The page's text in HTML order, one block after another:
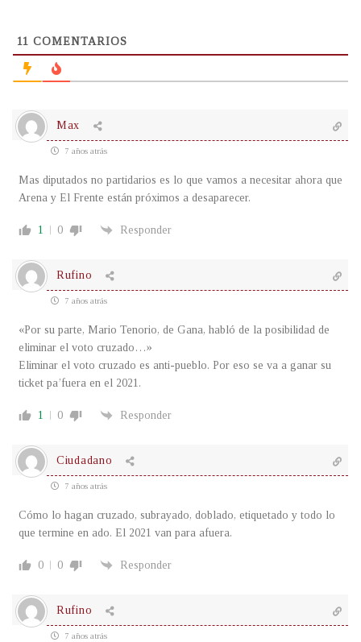
11 COMENTARIOS
Max
7 años atrás
Mas diputados no partidarios es lo que vamos a necesitar ahora que
Arena y El Frente están próximos a desaparecer.
1 0 Responder
Rufino
7 años atrás
«Por su parte, Mario Tenorio, de Gana, habló de la posibilidad de
eliminar el voto cruzado…»
Eliminar el voto cruzado es anti-pueblo. Por eso se va a ganar su
ticket pa’fuera en el 2021.
1 0 Responder
Ciudadano
7 años atrás
Cómo lo hagan cruzado, subrayado, doblado, etiquetado y todo lo
que termine en ado. El 2021 van para afuera.
0 0 Responder
Rufino
7 años atrás